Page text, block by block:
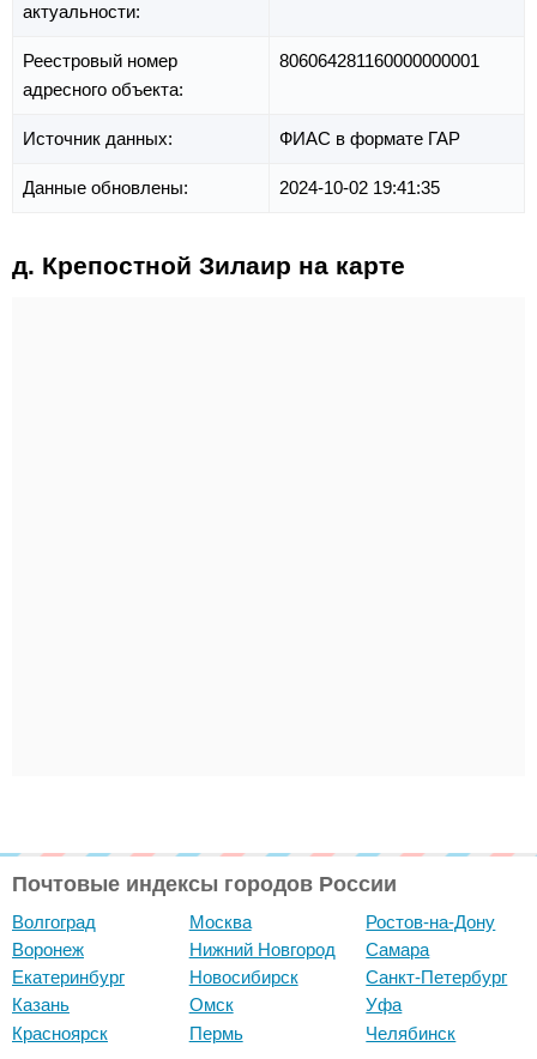
актуальности:
Реестровый номер
адресного объекта:
806064281160000000001
Источник данных: ФИАС в формате ГАР
Данные обновлены: 2024-10-02 19:41:35
д. Крепостной Зилаир на карте
Почтовые индексы городов России
Волгоград
Воронеж
Екатеринбург
Казань
Красноярск
Москва
Нижний Новгород
Новосибирск
Омск
Пермь
Ростов-на-Дону
Самара
Санкт-Петербург
Уфа
Челябинск